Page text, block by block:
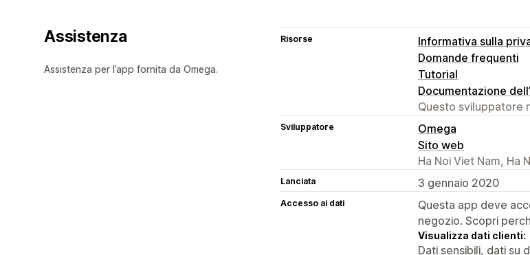
Assistenza
Assistenza per l’app fornita da Omega.
Risorse
Informativa sulla
Domande frequenti
Tutorial
Documentazione
Questo sviluppatore
Sviluppatore
Omega
Sito web
Ha Noi Viet Nam, Ha
Lanciata 3 gennaio 2020
Accesso ai dati
Questa app deve
negozio. Scopri
Visualizza dati clienti:
Dati sensibili, dati su